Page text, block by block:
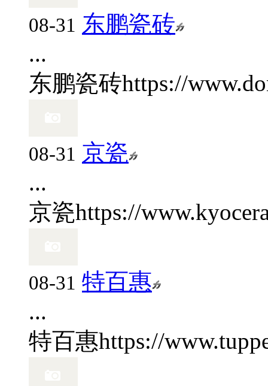
08-31 东鹏瓷砖
...
东鹏瓷砖https://
08-31 京瓷
...
京瓷https://
08-31 特百惠
...
特百惠https://